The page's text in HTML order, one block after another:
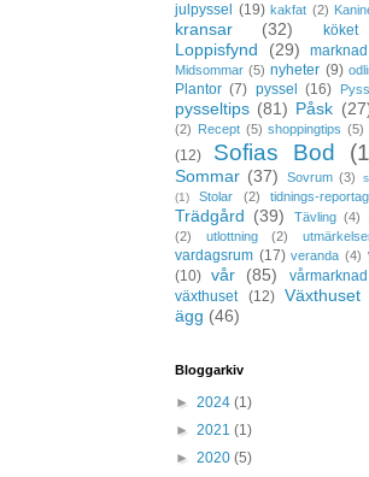
julpyssel
(19) kakfat (2)
kransar (32) köket
Loppisfynd (29) marknad
Midsommar (5) nyheter (9)
Plantor (7) pyssel (16)
pysseltips (81) Påsk
(2) Recept (5) shoppingtips (5)
(12)
Sofias Bod
Sommar (37) Sovrum (3)
(1)
Stolar (2) tidnings-
Trädgård (39) Tävling (4)
(2)
utlottning (2)
vardagsrum (17) veranda (4)
(10) vår (85) vårmarknad
växthuset
(12) Växthuset
ägg (46)
Bloggarkiv
► 2024 (1)
► 2021 (1)
► 2020 (5)